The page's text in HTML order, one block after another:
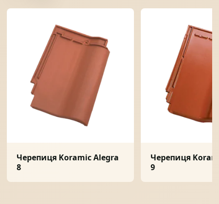
Черепиця Koramic Alegra
8
Черепиця
9